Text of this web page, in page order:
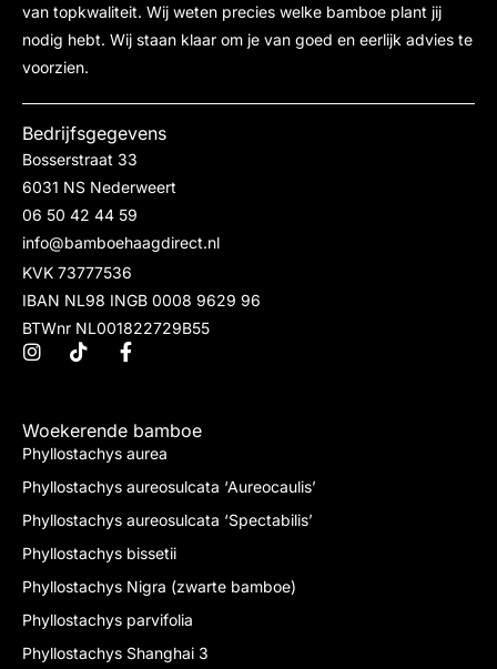
van topkwaliteit. Wij weten precies welke bamboe plant jij
nodig hebt. Wij staan klaar om je van goed en eerlijk advies te
voorzien.
Bedrijfsgegevens
Bosserstraat 33
6031 NS Nederweert
06 50 42 44 59
info@bamboehaagdirect.nl
KVK 73777536
IBAN NL98 INGB 0008 9629 96
BTWnr NL001822729B55
Woekerende bamboe
Phyllostachys aurea
Phyllostachys aureosulcata ‘Aureocaulis’
Phyllostachys aureosulcata ‘Spectabilis’
Phyllostachys bissetii
Phyllostachys Nigra (zwarte bamboe)
Phyllostachys parvifolia
Phyllostachys Shanghai 3